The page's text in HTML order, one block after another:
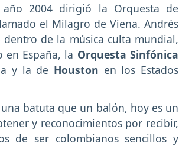
2004 dirigió la Orquesta de
el Milagro de Viena. Andrés
de la música culta mundial,
en España, la Orquesta Sinfónica
y la de Houston en los Estados
batuta que un balón, hoy es un
y reconocimientos por recibir,
de ser colombianos sencillos y